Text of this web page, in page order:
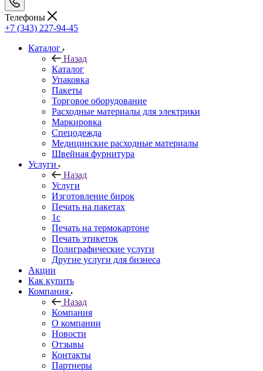
Телефоны
+7 (343) 227-94-45
Каталог
Назад
Каталог
Упаковка
Пакеты
Торговое оборудование
Расходные материалы для электрики
Маркировка
Спецодежда
Медицинские расходные материалы
Швейная фурнитура
Услуги
Назад
Услуги
Изготовление бирок
Печать на пакетах
1c
Печать на термокартоне
Печать этикеток
Полиграфические услуги
Другие услуги для бизнеса
Акции
Как купить
Компания
Назад
Компания
О компании
Новости
Отзывы
Контакты
Партнеры